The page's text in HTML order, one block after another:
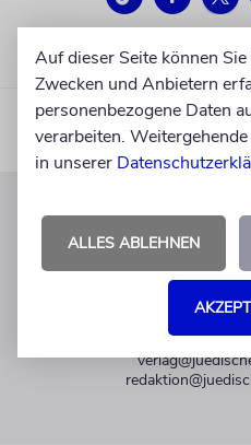
+49 30
Mo-Do
Auf dieser Seite können
Zwecken und Anbietern
personenbezogene Daten
verarbeiten.
in unserer
ALLES ABLEHNEN